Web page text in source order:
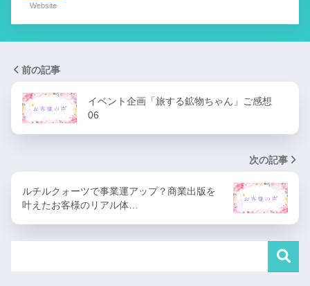
Website
前の記事
イベント企画「旅する鉱物ちゃん」ご感想
06
次の記事
ルチルクォーツで事業運アップ？商業出版を
叶えたお客様のリアル体…